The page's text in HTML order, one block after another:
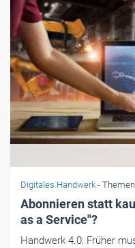
Digitales Handwerk -
Abonnieren statt
as a Service"?
Handwerk 4.0: Früher